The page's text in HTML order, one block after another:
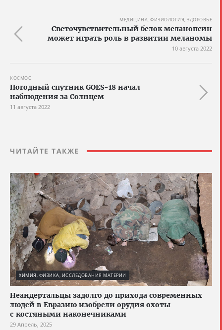
МЕДИЦИНА, ФИЗИОЛОГИЯ, ЗДОРОВЬЕ
Светочувствительный белок меланопсин
может играть роль в развитии меланомы
10 августа 2022
КОСМОС
Погодный спутник GOES-18 начал
наблюдения за Солнцем
11 августа 2022
ЧИТАЙТЕ ТАКЖЕ
ХИМИЯ, ФИЗИКА, ИССЛЕДОВАНИЯ МАТЕРИИ
Неандертальцы задолго до прихода современных
людей в Евразию изобрели орудия охоты
с костяными наконечниками
29 Апрель, 2025